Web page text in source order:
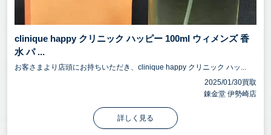
clinique happy クリニック ハッピー 100ml ウィメンズ 香
水 パ ...
お客さまより店頭にお持ちいただき、clinique happy クリニック ハッ...
2025/01/30買取
錬金堂 伊勢崎店
詳しく見る